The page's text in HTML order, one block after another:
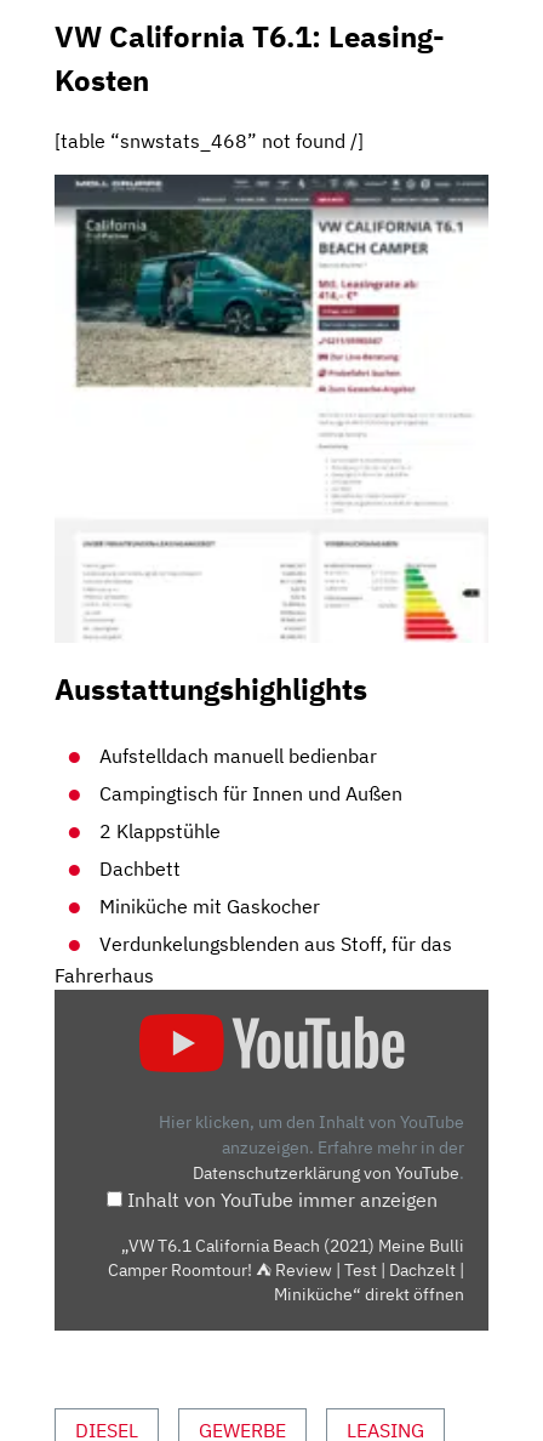
VW California T6.1: Leasing-
Kosten
[table “snwstats_468” not found /]
Ausstattungshighlights
Aufstelldach manuell bedienbar
Campingtisch für Innen und Außen
2 Klappstühle
Dachbett
Miniküche mit Gaskocher
Verdunkelungsblenden aus Stoff, für das
Fahrerhaus
CALIFORNIA
CAMPER
ROOMTOUR!
DACHZELT
Hier klicken, um den Inhalt von YouTube
anzuzeigen. Erfahre mehr in der
Datenschutzerklärung von YouTube.
Inhalt von YouTube immer anzeigen
„VW T6.1 California Beach (2021) Meine Bulli
Camper Roomtour! ⛺ Review | Test | Dachzelt |
Miniküche“ direkt öffnen
DIESEL GEWERBE LEASING